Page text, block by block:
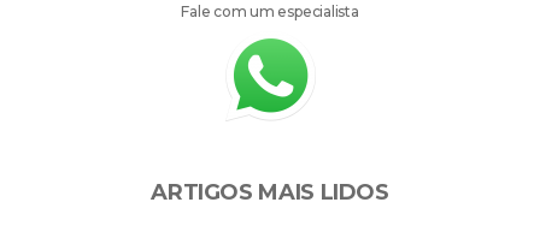
Fale com um especialista
ARTIGOS MAIS LIDOS